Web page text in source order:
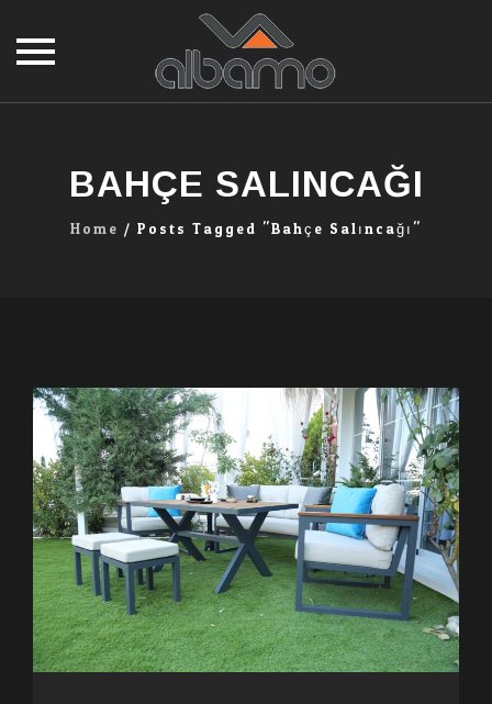
BAHÇE SALINCAĞI
Home / Posts Tagged "bahçe Salıncağı"